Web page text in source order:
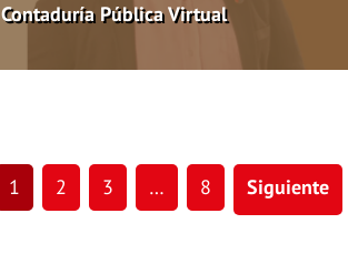
Contaduría Pública Virtual
1 2 3 … 8 Siguiente